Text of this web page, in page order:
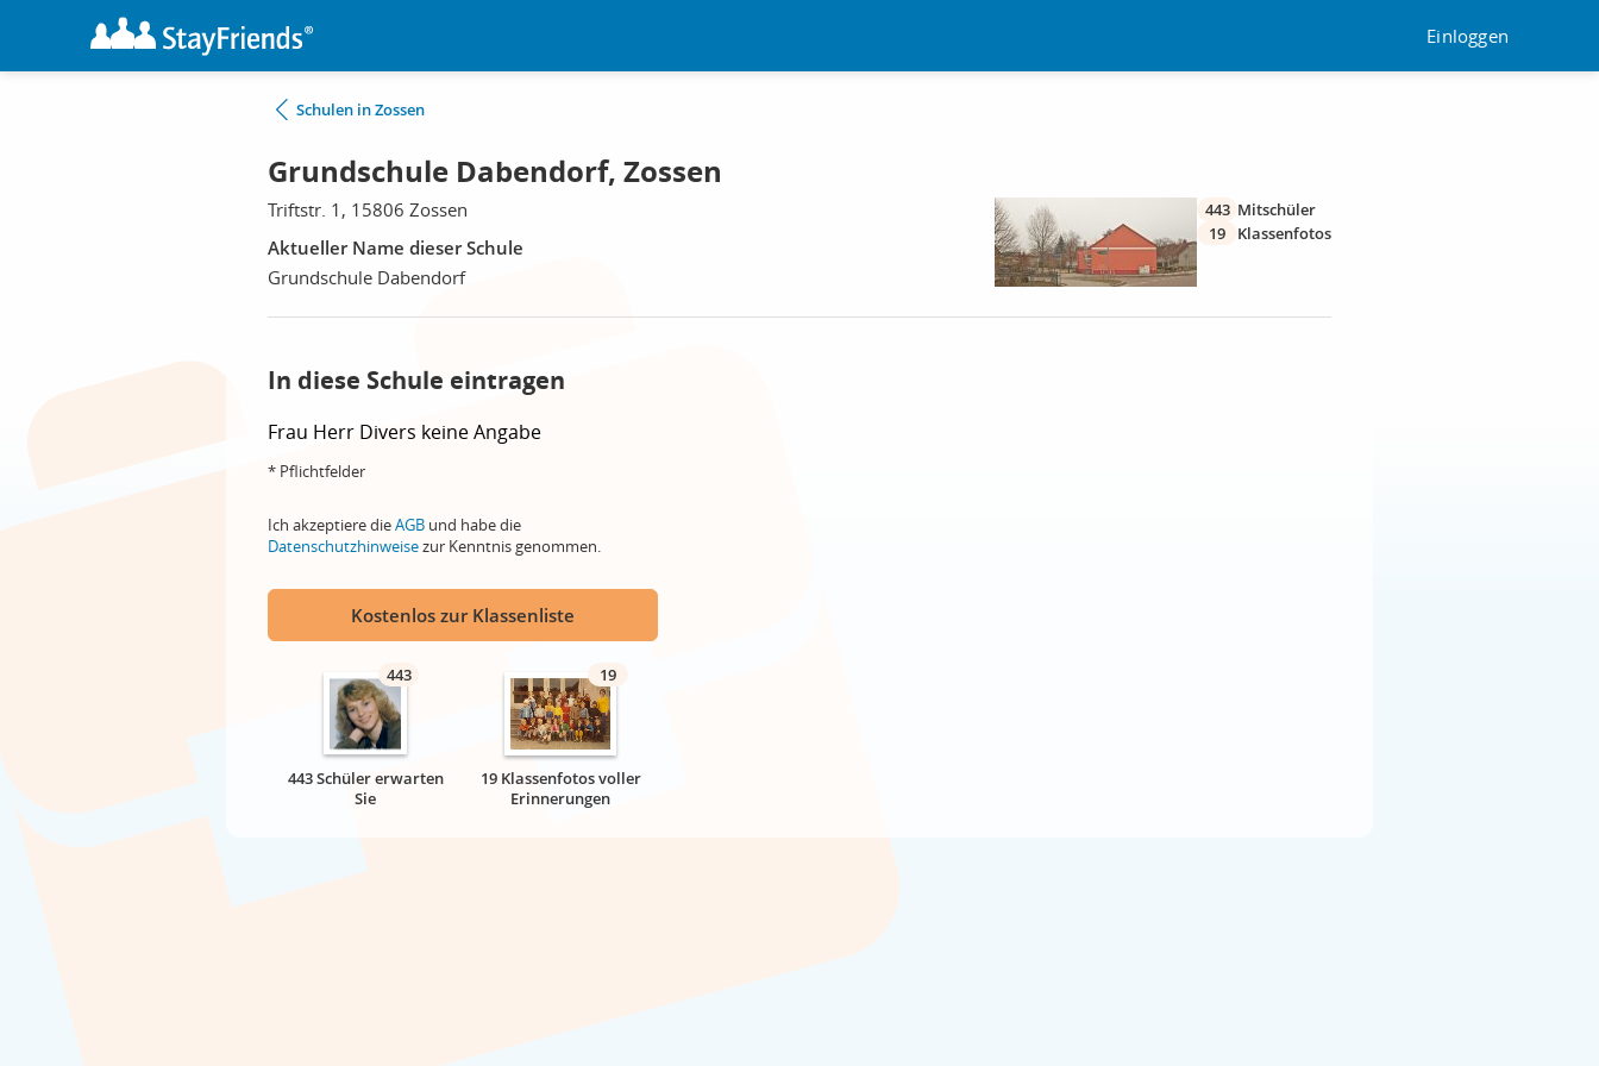
Einloggen
Schulen in Zossen
Grundschule Dabendorf, Zossen
Triftstr. 1, 15806 Zossen
Aktueller Name dieser Schule
Grundschule Dabendorf
443 Mitschüler
19
Klassenfotos
In diese Schule eintragen
Frau Herr Divers keine Angabe
* Pflichtfelder
Ich akzeptiere dieAGB und habe die
Datenschutzhinweisezur Kenntnis genommen.
Kostenlos zur Klassenliste
443
443 Schüler erwarten
Sie
19
19 Klassenfotos voller
Erinnerungen